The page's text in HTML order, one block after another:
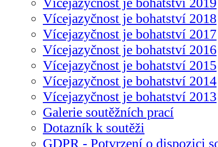
Vícejazyčnost je bohatství 2018
Vícejazyčnost je bohatství 2017
Vícejazyčnost je bohatství 2016
Vícejazyčnost je bohatství 2015
Vícejazyčnost je bohatství 2014
Vícejazyčnost je bohatství 2013
Galerie soutěžních prací
Dotazník k soutěži
GDPR - Potvrzení o dispozici